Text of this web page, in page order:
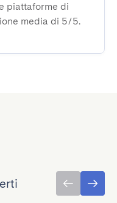
piattaforme di
media di 5/5.